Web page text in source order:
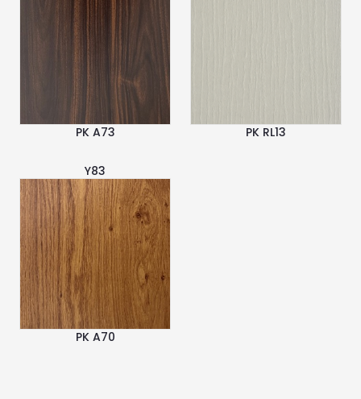
PK A73 PK RL13
Y83
PK A70